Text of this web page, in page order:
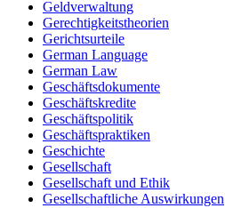
Geldverwaltung
Gerechtigkeitstheorien
Gerichtsurteile
German Language
German Law
Geschäftsdokumente
Geschäftskredite
Geschäftspolitik
Geschäftspraktiken
Geschichte
Gesellschaft
Gesellschaft und Ethik
Gesellschaftliche Auswirkungen